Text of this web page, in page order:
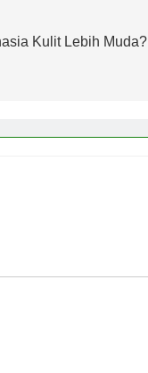
Kulit Lebih Muda?